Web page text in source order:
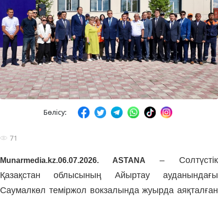
Бөлісу:
71
Munarmedia.kz.06.07.2026. ASTANA
– Солтүстік
Қазақстан облысының Айыртау ауданындағы
Саумалкөл теміржол вокзалында жуырда аяқталған